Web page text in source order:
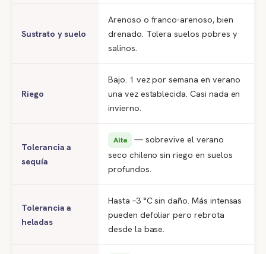
Sustrato y suelo
Arenoso o franco-arenoso, bien
drenado. Tolera suelos pobres y
salinos.
Riego
Bajo. 1 vez por semana en verano
una vez establecida. Casi nada en
invierno.
Tolerancia a
sequía
Alta
— sobrevive el verano
seco chileno sin riego en suelos
profundos.
Tolerancia a
heladas
Hasta –3 °C sin daño. Más intensas
pueden defoliar pero rebrota
desde la base.